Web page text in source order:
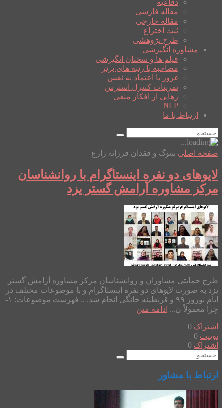
دفاعیه
مقاله فارسی
مقاله خارجی
ثبت اختراع
طرح پژوهشی
مشاوره انگیزشی
فیلم ها و سخنان انگیزشی
مصاحبه با رتبه های برتر
غرور یا اعتماد به نفس
تمرینات کنترل استرس
رهایی از افکار منفی
NLP
ارتباط با ما
صفحه اصلی سوگ و فقدان فرزانه زارع
لایوهای دو نفره اینستاگرام با روانشناسان
مرکز مشاوره آرامش گستر یزد
طرح حمایتی مشاوران و روانشناسان مرکز مشاوره آرامش گستر
یزد به صورت لایوهای دو نفره اینستاگرام و با موضوعات مختلف در
ایام نوروز ۹۹ و قرنطینه خانگی انجام شد. .. فهرست موضوعات: ۱-
چرا معمولاً ن... ادامه متن
اشتراک 0
توییت 0
اشتراک 0
ارتباط با مشاور